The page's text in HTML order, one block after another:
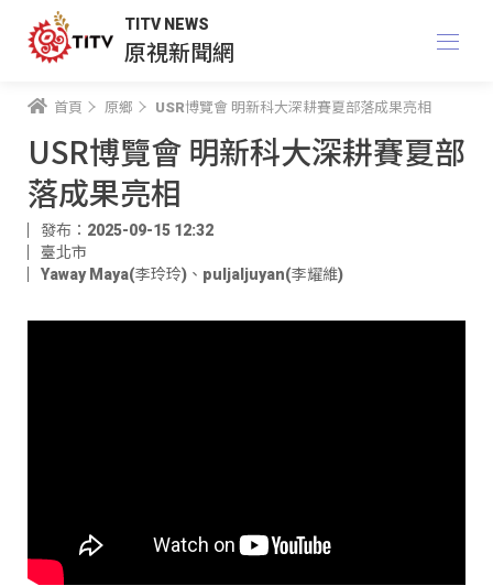
TITV NEWS
原視新聞網
首頁 原鄉 USR博覽會 明新科大深耕賽夏部落成果亮相
USR博覽會 明新科大深耕賽夏部
落成果亮相
發布：2025-09-15 12:32
臺北市
Yaway Maya(李玲玲) 、 puljaljuyan(李耀維)